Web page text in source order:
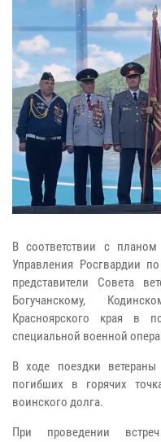
В соответствии с планом
Управления Росгвардии
представители Совета
Богучанскому,
Красноярского края в
специальной военной
В ходе поездки
погибших в горячих
воинского долга.
При проведении